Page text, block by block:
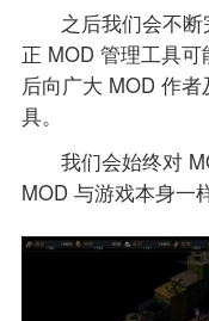
之后我们会不
正 MOD 管理工具
后向广大 MOD 作
具。
我们会始终对
MOD 与游戏本身一